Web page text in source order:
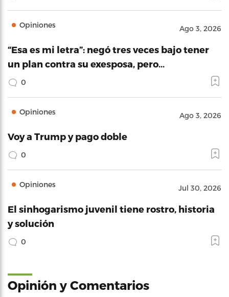
Opiniones Ago 3, 2026
“Esa es mi letra”: negó tres veces bajo tener
un plan contra su exesposa, pero…
0
Opiniones Ago 3, 2026
Voy a Trump y pago doble
0
Opiniones Jul 30, 2026
El sinhogarismo juvenil tiene rostro, historia
y solución
0
Opinión y Comentarios